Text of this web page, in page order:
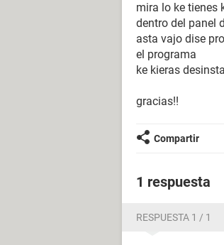
mira lo ke tienes
dentro del panel
asta vajo dise
el programa
ke kieras
gracias!!
Compartir
1 respuesta
RESPUESTA 1 / 1